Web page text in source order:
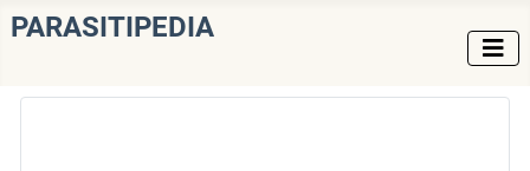
PARASITIPEDIA